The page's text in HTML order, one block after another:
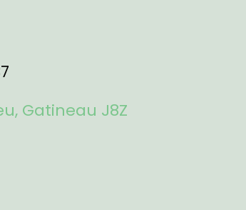
Gatineau J8Z